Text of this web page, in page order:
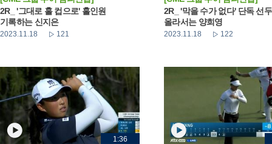
2R_ '그대로 홀 컵으로' 홀인원
기록하는 신지은
2023.11.18 121
2R_ '막을 수가 없다' 단독 선
올라서는 양희영
2023.11.18 122
1:36